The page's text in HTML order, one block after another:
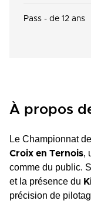
Pass - de 12 ans
À propos
Le Championnat
Croix en Ternois,
comme du public.
et la présence du
précision de